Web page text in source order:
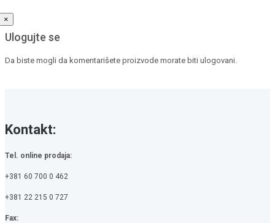
×
Ulogujte se
Da biste mogli da komentarišete proizvode morate biti ulogovani.
Kontakt:
Tel. online prodaja:
+381 60 700 0 462
+381 22 215 0 727
Fax: